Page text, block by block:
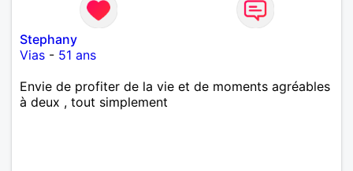
Stephany
Vias - 51 ans
Envie de profiter de la vie et de moments agréables
à deux , tout simplement